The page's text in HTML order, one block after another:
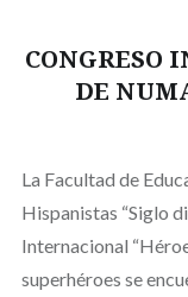
CONGRESO
DE
La Facultad de
Hispanistas “Siglo
Internacional
superhéroes se